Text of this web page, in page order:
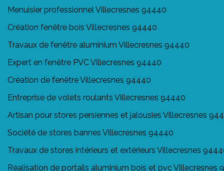
Menuisier professionnel Villecresnes 94440
Création fenêtre bois Villecresnes 94440
Travaux de fenêtre aluminium Villecresnes 94440
Expert en fenêtre PVC Villecresnes 94440
Création de fenêtre Villecresnes 94440
Entreprise de volets roulants Villecresnes 94440
Artisan pour stores persiennes et jalousies Villecresnes
Société de stores bannes Villecresnes 94440
Travaux de stores intérieurs et extérieurs Villecresnes
Réalisation de portails aluminium bois et pvc Villecresnes